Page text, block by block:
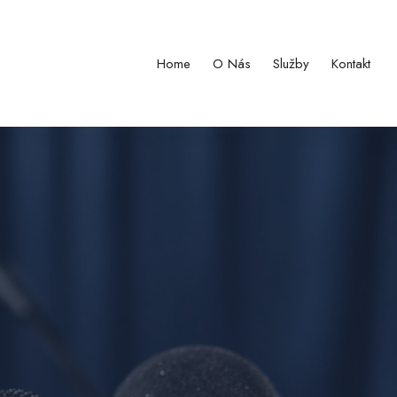
Home O Nás Služby Kontakt